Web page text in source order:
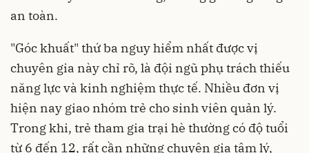
an toàn.
"Góc khuất" thứ ba nguy hiểm nhất được vị
chuyên gia này chỉ rõ, là đội ngũ phụ trách thiếu
năng lực và kinh nghiệm thực tế. Nhiều đơn vị
hiện nay giao nhóm trẻ cho sinh viên quản lý.
Trong khi, trẻ tham gia trại hè thường có độ tuổi
từ 6 đến 12, rất cần những chuyên gia tâm lý,